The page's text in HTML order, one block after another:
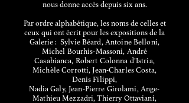
nous donne accès depuis six ans.
Par ordre alphabétique, les noms de celles et
ceux qui ont écrit pour les expositions de la
Galerie :Sylvie Béard, Antoine Belloni,
Michel Bourhis-Massoni, André
Casabianca, Robert Colonna d’Istria,
Michèle Corrotti, Jean-Charles Costa,
Denis Filippi,
Nadia Galy, Jean-Pierre Girolami, Ange-
Mathieu Mezzadri, Thierry Ottaviani,